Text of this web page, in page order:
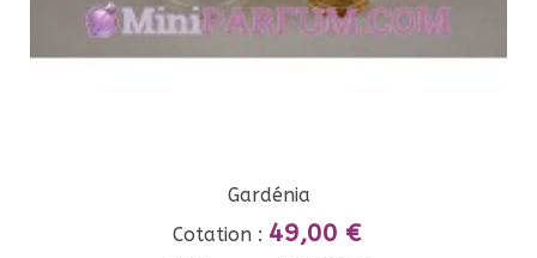
Gardénia
Cotation : 49,00 €